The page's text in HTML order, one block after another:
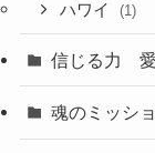
ハワイ (1)
信じる力
魂のミッシ